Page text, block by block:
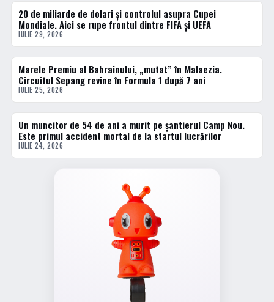
ACTUALE
20 de miliarde de dolari și controlul asupra Cupei
Mondiale. Aici se rupe frontul dintre FIFA și UEFA
IULIE 29, 2026
ACTUALE
Marele Premiu al Bahrainului, „mutat” în Malaezia.
Circuitul Sepang revine în Formula 1 după 7 ani
IULIE 25, 2026
ACTUALE
Un muncitor de 54 de ani a murit pe șantierul Camp Nou.
Este primul accident mortal de la startul lucrărilor
IULIE 24, 2026